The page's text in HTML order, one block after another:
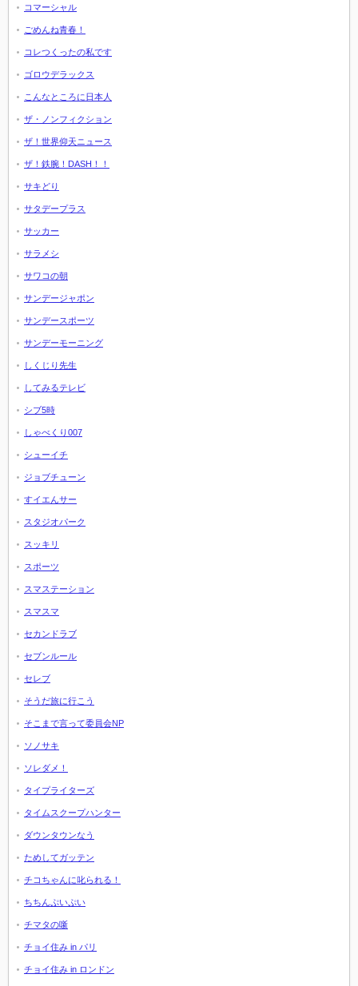
コマーシャル
ごめんね青春！
コレつくったの私です
ゴロウデラックス
こんなところに日本人
ザ・ノンフィクション
ザ！世界仰天ニュース
ザ！鉄腕！DASH！！
サキどり
サタデープラス
サッカー
サラメシ
サワコの朝
サンデージャポン
サンデースポーツ
サンデーモーニング
しくじり先生
してみるテレビ
シブ5時
しゃべくり007
シューイチ
ジョブチューン
すイエんサー
スタジオパーク
スッキリ
スポーツ
スマステーション
スマスマ
セカンドラブ
セブンルール
セレブ
そうだ旅に行こう
そこまで言って委員会NP
ソノサキ
ソレダメ！
タイプライターズ
タイムスクープハンター
ダウンタウンなう
ためしてガッテン
チコちゃんに叱られる！
ちちんぷいぷい
チマタの噺
チョイ住み in パリ
チョイ住み in ロンドン